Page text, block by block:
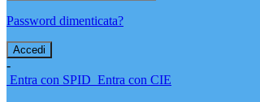
Password dimenticata?
-
Entra con SPID Entra con CIE